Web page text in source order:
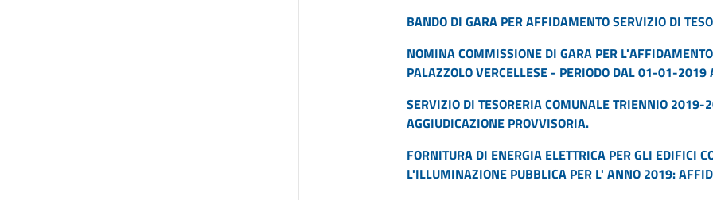
BANDO DI GARA PER AFFIDAMENTO SERVIZIO DI
NOMINA COMMISSIONE DI GARA PER
PALAZZOLO VERCELLESE - PERIODO DAL 01-01-
SERVIZIO DI TESORERIA COMUNALE TRIENNIO
AGGIUDICAZIONE PROVVISORIA.
FORNITURA DI ENERGIA ELETTRICA PER GLI EDIFICI
L'ILLUMINAZIONE PUBBLICA PER L' ANNO 2019: